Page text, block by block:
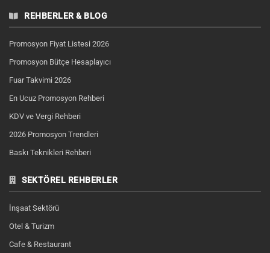
REHBERLER & BLOG
Promosyon Fiyat Listesi 2026
Promosyon Bütçe Hesaplayıcı
Fuar Takvimi 2026
En Ucuz Promosyon Rehberi
KDV ve Vergi Rehberi
2026 Promosyon Trendleri
Baskı Teknikleri Rehberi
SEKTÖREL REHBERLER
İnşaat Sektörü
Otel & Turizm
Cafe & Restaurant